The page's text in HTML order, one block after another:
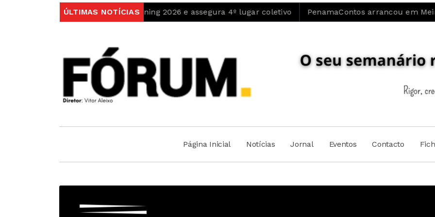
ÚLTIMAS NOTÍCIAS
pódios na Freita Skyrunning 2026 e assegura 4º lugar coletivo PenamaContos arrancou em Meimoa e
Página Inicial Notícias Jornal Eventos Contacto